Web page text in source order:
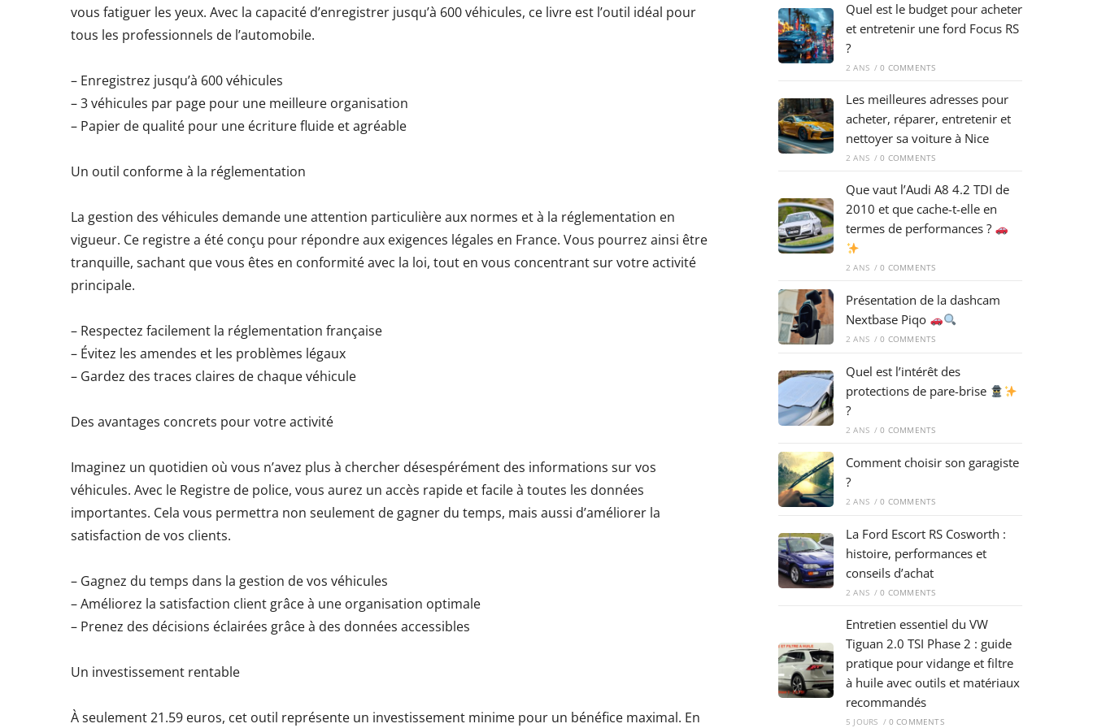
vous fatiguer les yeux. Avec la capacité d’enregistrer jusqu’à 600 véhicules, ce livre est l’outil idéal pour
tous les professionnels de l’automobile.
– Enregistrez jusqu’à 600 véhicules
– 3 véhicules par page pour une meilleure organisation
– Papier de qualité pour une écriture fluide et agréable
Un outil conforme à la réglementation
La gestion des véhicules demande une attention particulière aux normes et à la réglementation en
vigueur. Ce registre a été conçu pour répondre aux exigences légales en France. Vous pourrez ainsi être
tranquille, sachant que vous êtes en conformité avec la loi, tout en vous concentrant sur votre activité
principale.
– Respectez facilement la réglementation française
– Évitez les amendes et les problèmes légaux
– Gardez des traces claires de chaque véhicule
Des avantages concrets pour votre activité
Imaginez un quotidien où vous n’avez plus à chercher désespérément des informations sur vos
véhicules. Avec le Registre de police, vous aurez un accès rapide et facile à toutes les données
importantes. Cela vous permettra non seulement de gagner du temps, mais aussi d’améliorer la
satisfaction de vos clients.
– Gagnez du temps dans la gestion de vos véhicules
– Améliorez la satisfaction client grâce à une organisation optimale
– Prenez des décisions éclairées grâce à des données accessibles
Un investissement rentable
À seulement 21.59 euros, cet outil représente un investissement minime pour un bénéfice maximal. En
Quel est le budget pour acheter
et entretenir une ford Focus RS
?
2 ANS / 0 COMMENTS
Les meilleures adresses pour
acheter, réparer, entretenir et
nettoyer sa voiture à Nice
2 ANS / 0 COMMENTS
Que vaut l’Audi A8 4.2 TDI de
2010 et que cache-t-elle en
termes de performances ?
2 ANS / 0 COMMENTS
Présentation de la dashcam
Nextbase Piqo
2 ANS / 0 COMMENTS
Quel est l’intérêt des
protections de pare-brise
?
2 ANS / 0 COMMENTS
Comment choisir son garagiste
?
2 ANS / 0 COMMENTS
La Ford Escort RS Cosworth :
histoire, performances et
conseils d’achat
2 ANS / 0 COMMENTS
Entretien essentiel du VW
Tiguan 2.0 TSI Phase 2 : guide
pratique pour vidange et filtre
à huile avec outils et matériaux
recommandés
5 JOURS / 0 COMMENTS